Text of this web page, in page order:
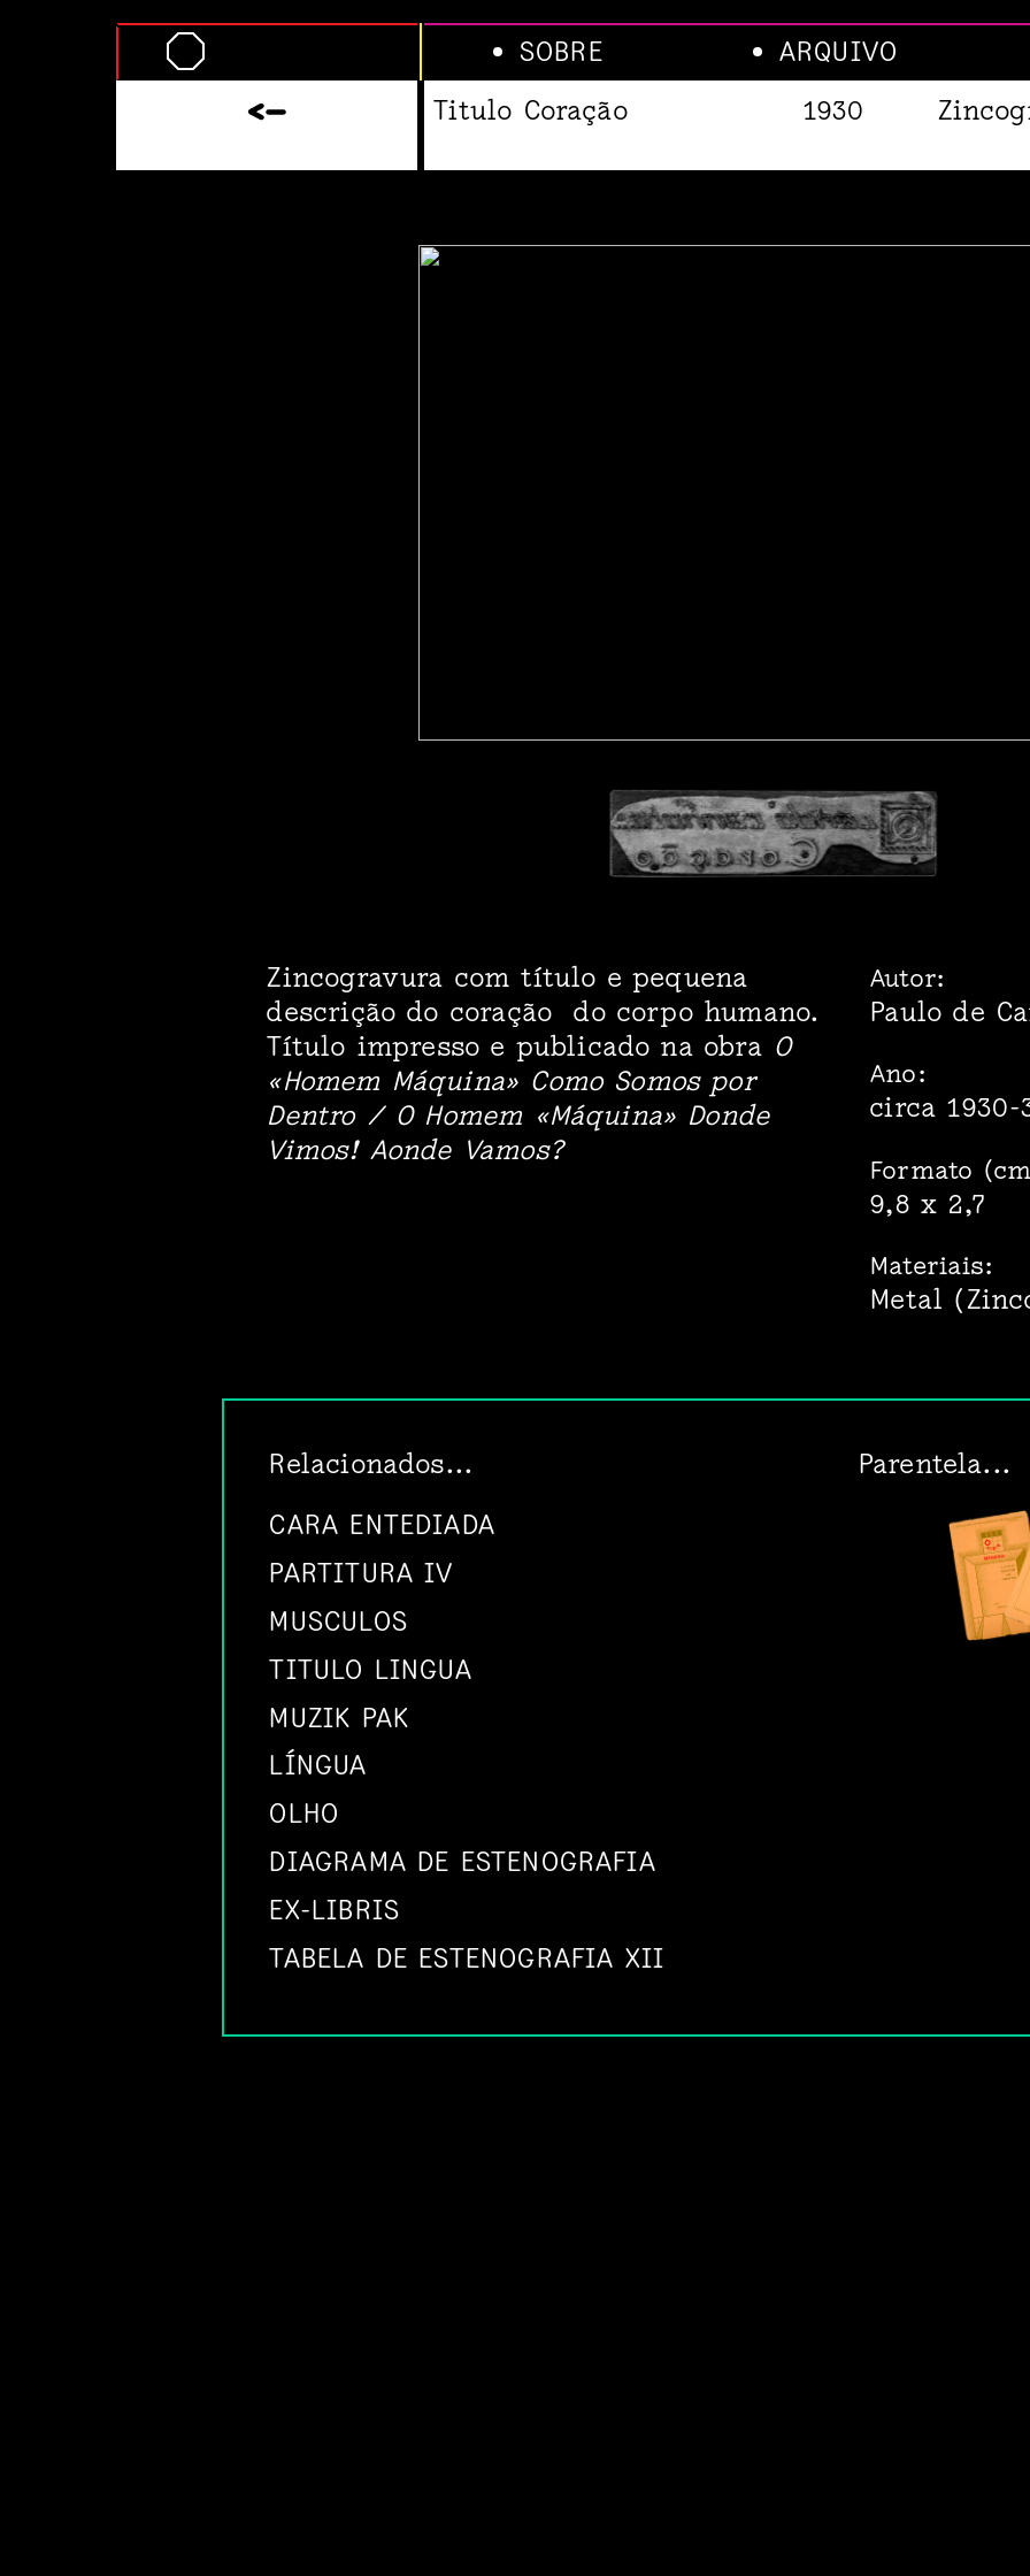
SOBRE
ARQUIVO
Titulo Coração
1930
Zincogravura com título e pequena
descrição do coração do corpo humano.
Título impresso e publicado na obra O
«Homem Máquina» Como Somos por
Dentro / O Homem «Máquina» Donde
Vimos! Aonde Vamos?
Autor:
Paulo de
Ano:
circa 1930-
Formato
9,8 x 2,7
Materiais:
Metal
Parentela...
Relacionados...
CARA ENTEDIADA
PARTITURA IV
MUSCULOS
TITULO LINGUA
MUZIK PAK
LÍNGUA
OLHO
DIAGRAMA DE ESTENOGRAFIA
EX-LIBRIS
TABELA DE ESTENOGRAFIA XII